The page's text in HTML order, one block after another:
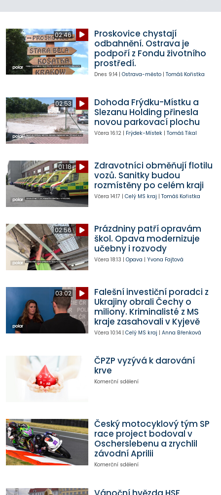
02:46
Proskovice chystají
odbahnění. Ostrava je
podpoří z Fondu životního
prostředí.
Dnes 9:14| Ostrava-město| Tomáš Kořistka
02:53
Dohoda Frýdku-Místku a
Slezanu Holding přinesla
novou parkovací plochu
Včera 16:12| Frýdek-Místek| Tomáš Tikal
01:18
Zdravotníci obměňují flotilu
vozů. Sanitky budou
rozmístěny po celém kraji
Včera 14:17 | Celý MS kraj | Tomáš Kořistka
02:56
Prázdniny patří opravám
škol. Opava modernizuje
učebny i rozvody
Včera 18:13 | Opava | Yvona Fajtová
03:02
Falešní investiční poradci z
Ukrajiny obrali Čechy o
miliony. Kriminalisté z MS
kraje zasahovali v Kyjevě
Včera 10:14| Celý MS kraj | Anna Břenková
ČPZP vyzývá k darování
krve
Komerční sdělení
Český motocyklový tým SP
race project bodoval v
Oscherslebenu a zrychlil
závodní Aprilii
Komerční sdělení